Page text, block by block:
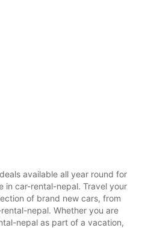
available all year round for
in car-rental-nepal. Travel your
of brand new cars, from
nepal. Whether you are
nepal as part of a vacation,